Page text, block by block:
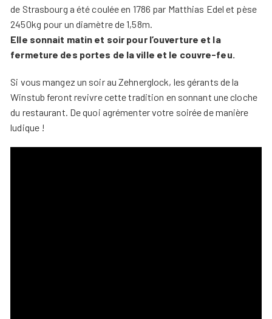
de Strasbourg a été coulée en 1786 par Matthias Edel et pèse
2450kg pour un diamètre de 1,58m.
Elle sonnait matin et soir pour l’ouverture et la
fermeture des portes de la ville et le couvre-feu.
Si vous mangez un soir au Zehnerglock, les gérants de la
Winstub feront revivre cette tradition en sonnant une cloche
du restaurant. De quoi agrémenter votre soirée de manière
ludique !